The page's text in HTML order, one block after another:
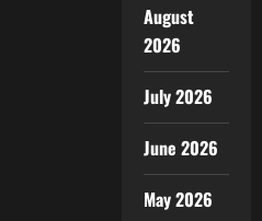
August
2026
July 2026
June 2026
May 2026